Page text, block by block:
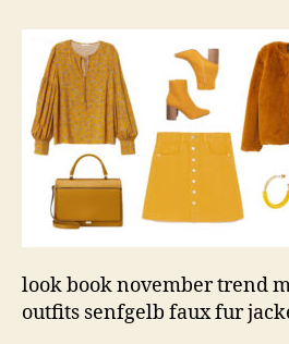
look book november trend
outfits senfgelb faux fur